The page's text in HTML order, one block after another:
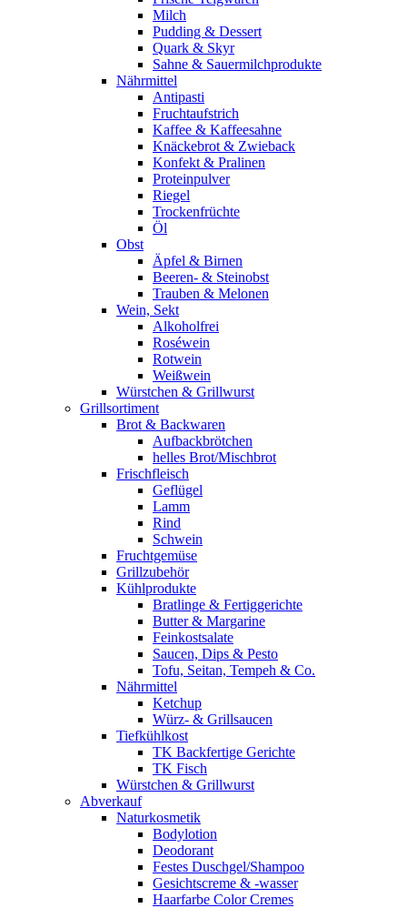
Milch
Pudding & Dessert
Quark & Skyr
Sahne & Sauermilchprodukte
Nährmittel
Antipasti
Fruchtaufstrich
Kaffee & Kaffeesahne
Knäckebrot & Zwieback
Konfekt & Pralinen
Proteinpulver
Riegel
Trockenfrüchte
Öl
Obst
Äpfel & Birnen
Beeren- & Steinobst
Trauben & Melonen
Wein, Sekt
Alkoholfrei
Roséwein
Rotwein
Weißwein
Würstchen & Grillwurst
Grillsortiment
Brot & Backwaren
Aufbackbrötchen
helles Brot/Mischbrot
Frischfleisch
Geflügel
Lamm
Rind
Schwein
Fruchtgemüse
Grillzubehör
Kühlprodukte
Bratlinge & Fertiggerichte
Butter & Margarine
Feinkostsalate
Saucen, Dips & Pesto
Tofu, Seitan, Tempeh & Co.
Nährmittel
Ketchup
Würz- & Grillsaucen
Tiefkühlkost
TK Backfertige Gerichte
TK Fisch
Würstchen & Grillwurst
Abverkauf
Naturkosmetik
Bodylotion
Deodorant
Festes Duschgel/Shampoo
Gesichtscreme & -wasser
Haarfarbe Color Cremes